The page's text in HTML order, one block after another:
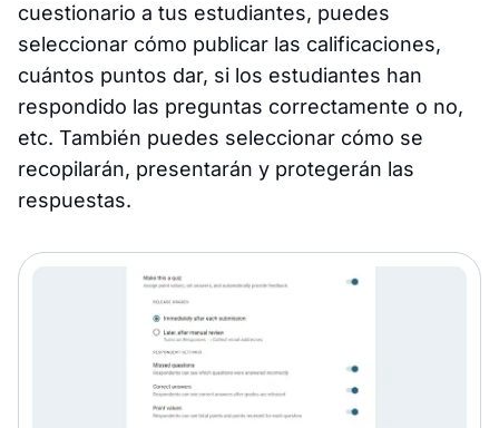
cuestionario a tus estudiantes, puedes
seleccionar cómo publicar las calificaciones,
cuántos puntos dar, si los estudiantes han
respondido las preguntas correctamente o no,
etc. También puedes seleccionar cómo se
recopilarán, presentarán y protegerán las
respuestas.